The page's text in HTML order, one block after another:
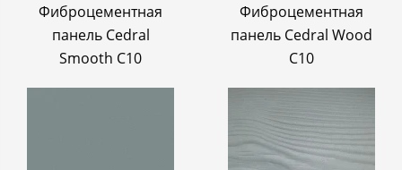
Фиброцементная
панель Cedral
Smooth C10
Фиброцементная
панель Cedral Wood
C10